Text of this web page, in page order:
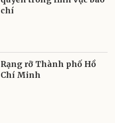
chí
Rạng rỡ Thành phố Hồ
Chí Minh